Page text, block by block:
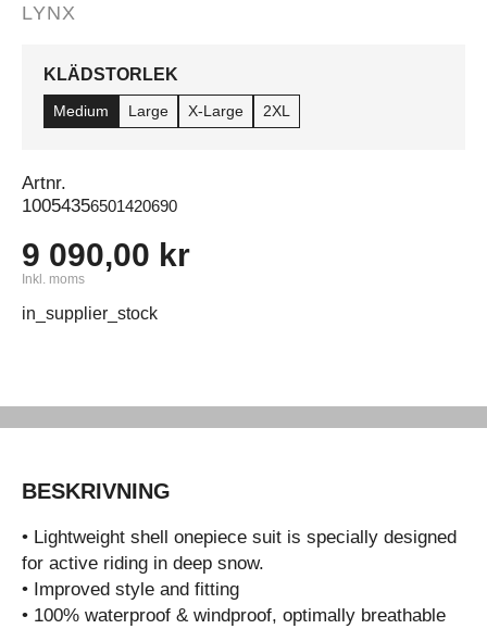
LYNX
KLÄDSTORLEK
Medium Large X-Large 2XL
Artnr.
10054356501420690
9 090,00 kr
Inkl. moms
in_supplier_stock
BESKRIVNING
• Lightweight shell onepiece suit is specially designed
for active riding in deep snow.
• Improved style and fitting
• 100% waterproof & windproof, optimally breathable